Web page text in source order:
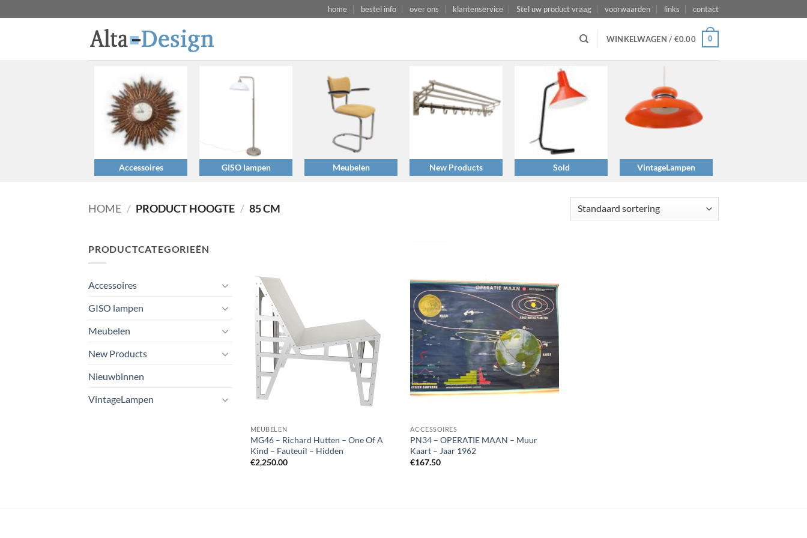
naar
home bestel info over ons klantenservice Stel uw product vraag voorwaarden links contact
WINKELWAGEN / €0.00 0
Accessoires GISO lampen Meubelen New Products Sold VintageLampen
HOME / PRODUCT HOOGTE / 85 CM
PRODUCTCATEGORIEËN
Accessoires
GISO lampen
Meubelen
New Products
Nieuwbinnen
VintageLampen
MEUBELEN
MG46 – Richard Hutten – One Of A
Kind – Fauteuil – Hidden
€2,250.00
ACCESSOIRES
PN34 – OPERATIE MAAN – Muur
Kaart – Jaar 1962
€167.50